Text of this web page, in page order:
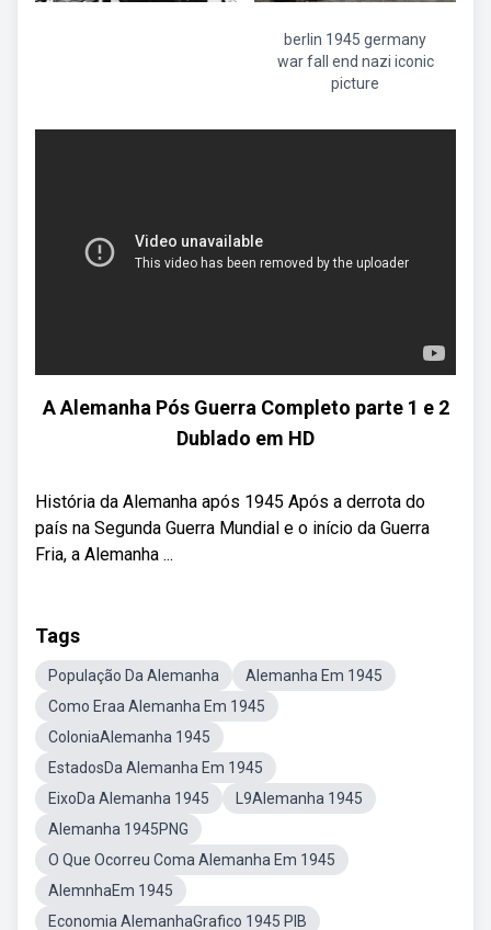
berlin 1945 germany
war fall end nazi iconic
picture
A Alemanha Pós Guerra Completo parte 1 e 2
Dublado em HD
História da Alemanha após 1945 Após a derrota do
país na Segunda Guerra Mundial e o início da Guerra
Fria, a Alemanha ...
Tags
População Da Alemanha
Alemanha Em 1945
Como Eraa Alemanha Em 1945
ColoniaAlemanha 1945
EstadosDa Alemanha Em 1945
EixoDa Alemanha 1945
L9Alemanha 1945
Alemanha 1945PNG
O Que Ocorreu Coma Alemanha Em 1945
AlemnhaEm 1945
Economia AlemanhaGrafico 1945 PIB